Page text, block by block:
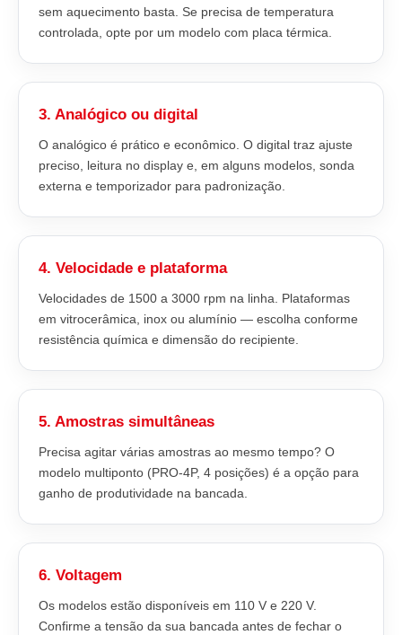
sem aquecimento basta. Se precisa de temperatura
controlada, opte por um modelo com placa térmica.
3. Analógico ou digital
O analógico é prático e econômico. O digital traz ajuste
preciso, leitura no display e, em alguns modelos, sonda
externa e temporizador para padronização.
4. Velocidade e plataforma
Velocidades de 1500 a 3000 rpm na linha. Plataformas
em vitrocerâmica, inox ou alumínio — escolha conforme
resistência química e dimensão do recipiente.
5. Amostras simultâneas
Precisa agitar várias amostras ao mesmo tempo? O
modelo multiponto (PRO-4P, 4 posições) é a opção para
ganho de produtividade na bancada.
6. Voltagem
Os modelos estão disponíveis em 110 V e 220 V.
Confirme a tensão da sua bancada antes de fechar o